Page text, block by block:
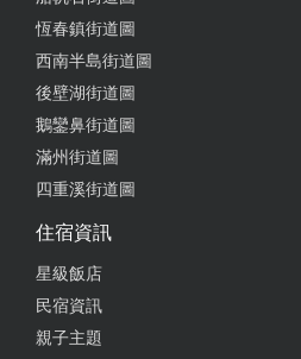
恆春鎮街道圖
西南半島街道圖
後壁湖街道圖
鵝鑾鼻街道圖
滿州街道圖
四重溪街道圖
住宿資訊
星級飯店
民宿資訊
親子主題